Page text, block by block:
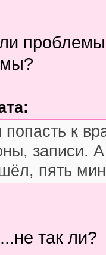
попасть к
записи.
пять
так ли?